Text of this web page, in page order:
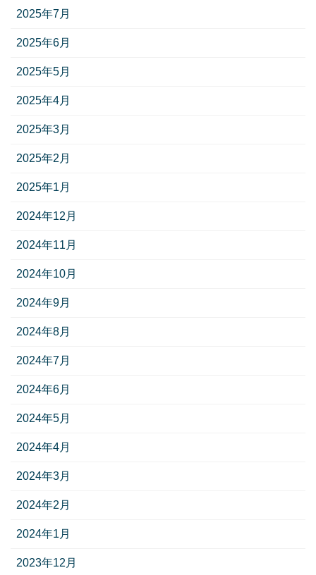
2025年7月
2025年6月
2025年5月
2025年4月
2025年3月
2025年2月
2025年1月
2024年12月
2024年11月
2024年10月
2024年9月
2024年8月
2024年7月
2024年6月
2024年5月
2024年4月
2024年3月
2024年2月
2024年1月
2023年12月